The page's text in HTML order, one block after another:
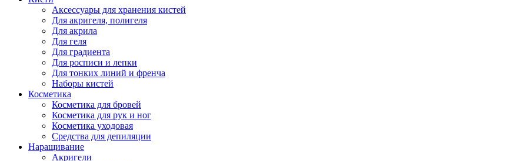
Аксессуары для хранения кистей
Для акригеля, полигеля
Для акрила
Для геля
Для градиента
Для росписи и лепки
Для тонких линий и френча
Наборы кистей
Косметика
Косметика для бровей
Косметика для рук и ног
Косметика уходовая
Средства для депиляции
Наращивание
Акригели